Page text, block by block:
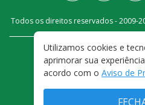
Todos os direitos reservados - 2009-
FALE
TERMOS E
Utilizamos cookies e
aprimorar sua
acordo com o Aviso de